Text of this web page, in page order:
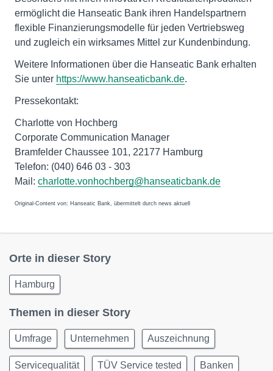
ermöglicht die Hanseatic Bank ihren Handelspartnern
flexible Finanzierungsmodelle für jeden Vertriebsweg
und zugleich ein wirksames Mittel zur Kundenbindung.
Weitere Informationen über die Hanseatic Bank erhalten
Sie unter https://www.hanseaticbank.de.
Pressekontakt:
Charlotte von Hochberg
Corporate Communication Manager
Bramfelder Chaussee 101, 22177 Hamburg
Telefon: (040) 646 03 - 303
Mail: charlotte.vonhochberg@hanseaticbank.de
Original-Content von: Hanseatic Bank, übermittelt durch news aktuell
Orte in dieser Story
Hamburg
Themen in dieser Story
Umfrage Unternehmen Auszeichnung
Servicequalität TÜV Service tested Banken